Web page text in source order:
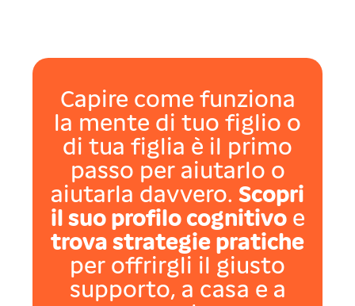
Capire come funziona
la mente di tuo figlio o
di tua figlia è il primo
passo per aiutarlo o
aiutarla davvero. Scopri
il suo profilo cognitivoe
trova strategie pratiche
per offrirgli il giusto
supporto, a casa e a